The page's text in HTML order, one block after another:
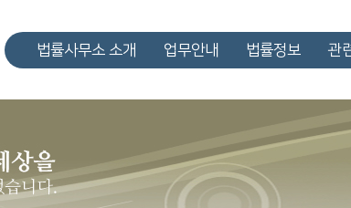
법률사무소 소개 업무안내 법률정보 관